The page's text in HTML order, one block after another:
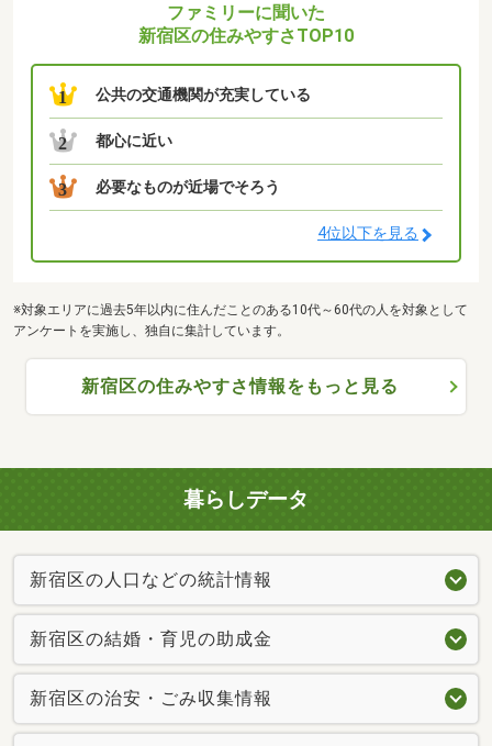
ファミリーに聞いた
新宿区の住みやすさTOP10
1 公共の交通機関が充実している
2 都心に近い
3 必要なものが近場でそろう
4位以下を見る
※対象エリアに過去5年以内に住んだことのある10代～60代の人を対象として
アンケートを実施し、独自に集計しています。
新宿区の住みやすさ情報をもっと見る
暮らしデータ
新宿区の人口などの統計情報
新宿区の結婚・育児の助成金
新宿区の治安・ごみ収集情報